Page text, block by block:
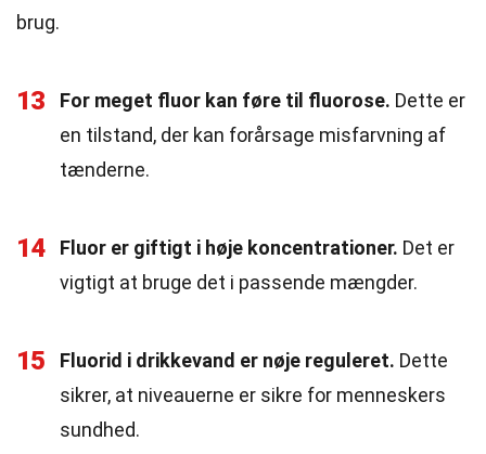
brug.
13 For meget fluor kan føre til fluorose. Dette er
en tilstand, der kan forårsage misfarvning af
tænderne.
14 Fluor er giftigt i høje koncentrationer. Det er
vigtigt at bruge det i passende mængder.
15 Fluorid i drikkevand er nøje reguleret. Dette
sikrer, at niveauerne er sikre for menneskers
sundhed.